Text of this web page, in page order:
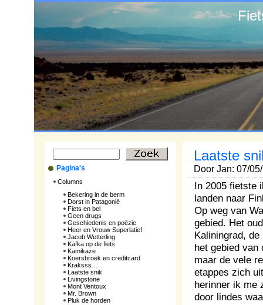
Pagina's
Columns
Bekering in de berm
Dorst in Patagonië
Fiets en bel
Geen drugs
Geschiedenis en poëzie
Heer en Vrouw Superlatief
Jacob Wetterling
Kafka op de fiets
Kamikaze
Koersbroek en creditcard
Kraksss…
Laatste snik
Livingstone
Mont Ventoux
Mr. Brown
Pluk de horden
Laatste
Door Jan: 07/
In 2005 fietste
landen naar
Op weg van
gebied. Het
Kaliningrad,
het gebied van
maar de vele
etappes zich
herinner ik me
door lindes